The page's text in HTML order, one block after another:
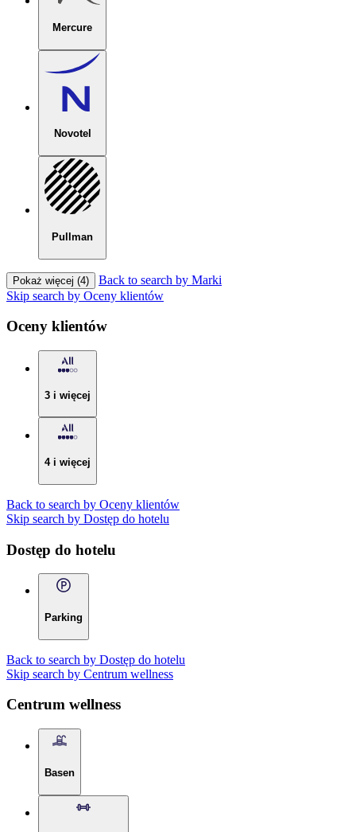
Mercure
Novotel
Pullman
Pokaż więcej (4)
Back to search by Marki
Skip search by Oceny klientów
Oceny klientów
3 i więcej
4 i więcej
Back to search by Oceny klientów
Skip search by Dostęp do hotelu
Dostęp do hotelu
Parking
Back to search by Dostęp do hotelu
Skip search by Centrum wellness
Centrum wellness
Basen